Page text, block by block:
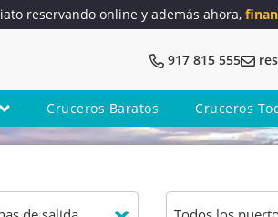
reservando online y además ahora,
917 815 555
Cruceros Baratos Cruceros